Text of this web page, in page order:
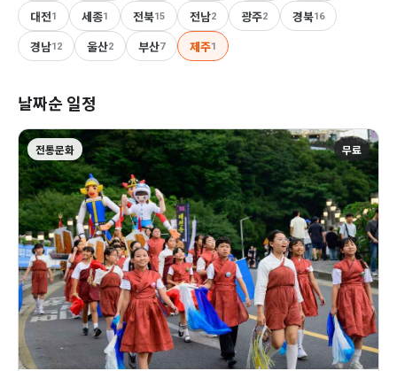
대전1 세종1 전북15 전남2 광주2 경북16
경남12 울산2 부산7 제주1
날짜순 일정
전통문화 무료